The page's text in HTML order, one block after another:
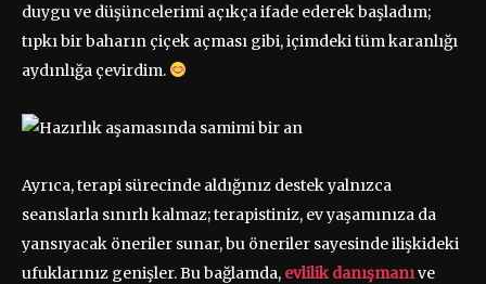
duygu ve düşüncelerimi açıkça ifade ederek başladım;
tıpkı bir baharın çiçek açması gibi, içimdeki tüm karanlığı
aydınlığa çevirdim.
Ayrıca, terapi sürecinde aldığınız destek yalnızca
seanslarla sınırlı kalmaz; terapistiniz, ev yaşamınıza da
yansıyacak öneriler sunar, bu öneriler sayesinde ilişkideki
ufuklarınız genişler. Bu bağlamda, evlilik danışmanıve